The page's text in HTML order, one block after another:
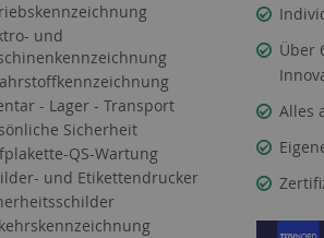
und
- Lager - Transport
Sicherheit
QS-Wartung
und Etikettendrucker
Über
Alles